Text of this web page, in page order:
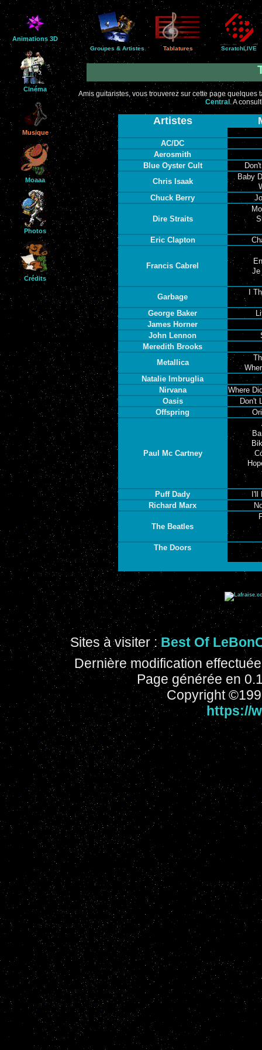
Animations 3D
Cinéma
Musique
Moaaa
Photos
Crédits
Groupes & Artistes Tablatures ScratchLIVE
Amis guitaristes, vous trouverez sur cette page
Central . A
Artistes
AC/DC
Aerosmith
Blue Oyster Cult
Chris Isaak
Baby
Chuck Berry
Dire Straits
Eric Clapton
Francis Cabrel
Je
Garbage
I
George Baker
James Horner
John Lennon
Meredith Brooks
Metallica
Natalie Imbruglia
Nirvana
Where
Oasis
Don't
Offspring
Paul Mc Cartney
Puff Dady
I'll
Richard Marx
The Beatles
The Doors
Sites à visiter :Best Of
Dernière modification
Page générée en
Copyright
https://